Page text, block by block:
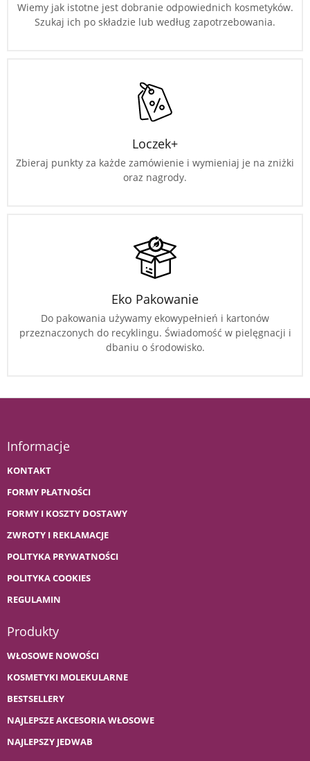
Wiemy jak istotne jest dobranie odpowiednich kosmetyków.
Szukaj ich po składzie lub według zapotrzebowania.
Loczek+
Zbieraj punkty za każde zamówienie i wymieniaj je na zniżki
oraz nagrody.
Eko Pakowanie
Do pakowania używamy ekowypełnień i kartonów
przeznaczonych do recyklingu. Świadomość w pielęgnacji i
dbaniu o środowisko.
Informacje
KONTAKT
FORMY PŁATNOŚCI
FORMY I KOSZTY DOSTAWY
ZWROTY I REKLAMACJE
POLITYKA PRYWATNOŚCI
POLITYKA COOKIES
REGULAMIN
Produkty
WŁOSOWE NOWOŚCI
KOSMETYKI MOLEKULARNE
BESTSELLERY
NAJLEPSZE AKCESORIA WŁOSOWE
NAJLEPSZY JEDWAB